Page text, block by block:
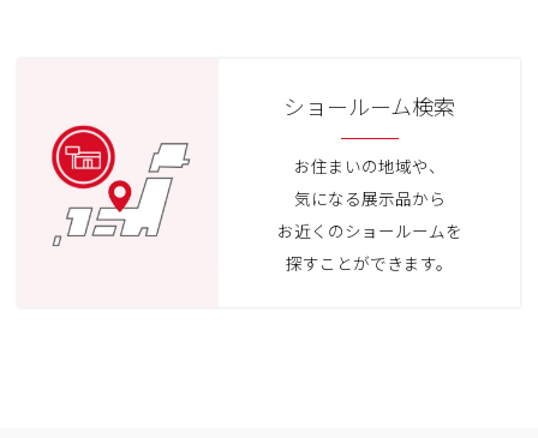
ショールーム検索
お住まいの地域や、
気になる展示品から
お近くのショールームを
探すことができます。